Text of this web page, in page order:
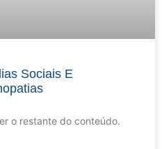
Sociais E
o restante do conteúdo.